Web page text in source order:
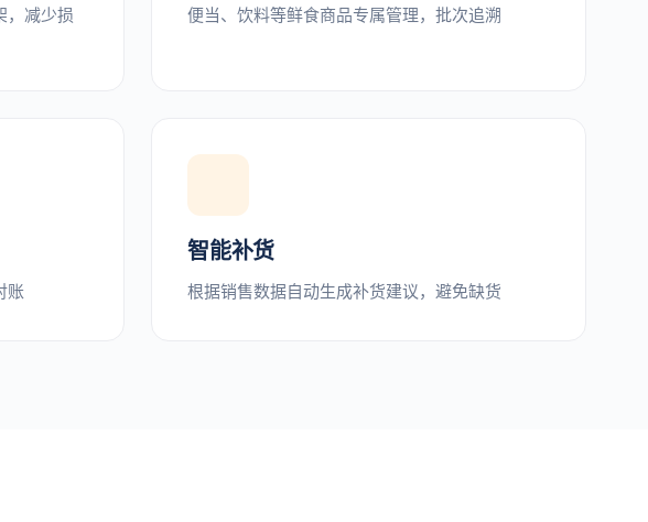
，减少损
便当、饮料等鲜食商品专属管理，批次追溯
账
智能补货
根据销售数据自动生成补货建议，避免缺货